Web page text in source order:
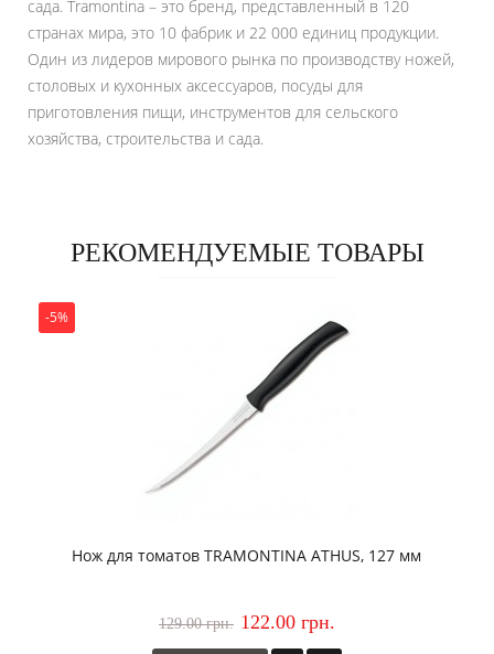
сада. Tramontina – это бренд, представленный в 120
странах мира, это 10 фабрик и 22 000 единиц продукции.
Один из лидеров мирового рынка по производству ножей,
столовых и кухонных аксессуаров, посуды для
приготовления пищи, инструментов для сельского
хозяйства, строительства и сада.
РЕКОМЕНДУЕМЫЕ ТОВАРЫ
-5%
Нож для томатов TRAMONTINA ATHUS, 127 мм
129.00 грн. 122.00 грн.